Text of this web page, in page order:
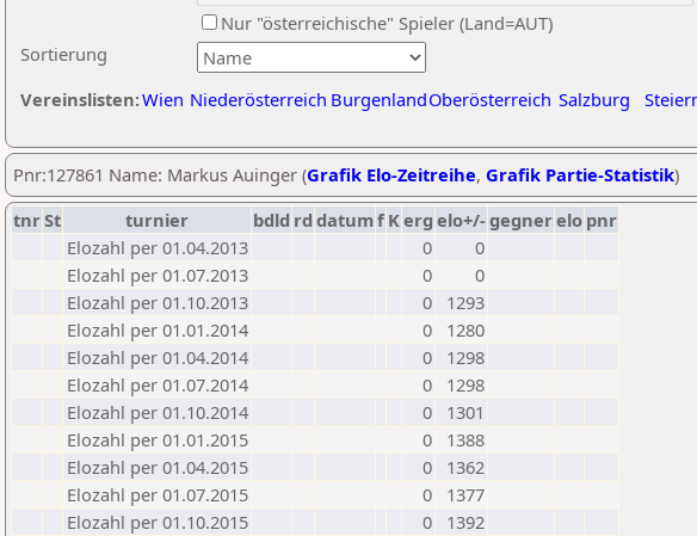
Sortierung
Nur "österreichische" Spieler (Land=AUT)
Vereinslisten:Wien Niederösterreich BurgenlandOberösterreich Salzburg
Pnr:127861 Name: Markus Auinger (Grafik Elo-Zeitreihe, Grafik Partie-Statistik)
tnrSt turnier bdld rd datumf Kerg elo+/-gegnerelo pnr
Elozahl per 01.04.2013
0
0
Elozahl per 01.07.2013
0
0
Elozahl per 01.10.2013
0
1293
Elozahl per 01.01.2014
0
1280
Elozahl per 01.04.2014
0
1298
Elozahl per 01.07.2014
0
1298
Elozahl per 01.10.2014
0
1301
Elozahl per 01.01.2015
0
1388
Elozahl per 01.04.2015
0
1362
Elozahl per 01.07.2015
0
1377
Elozahl per 01.10.2015
0
1392